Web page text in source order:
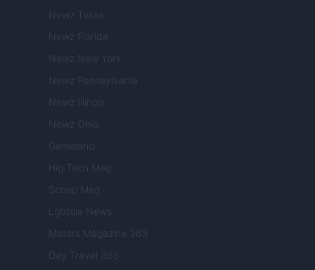
Newz Texas
Newz Florida
Newz New York
Newz Pennsylvania
Newz Illinois
Newz Ohio
Gameland
Hig Tech Mag
Scoop Mag
Lgbtqia News
Motors Magazine 365
Day Travel 365